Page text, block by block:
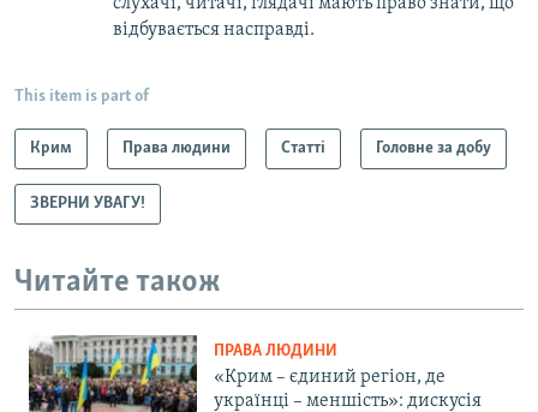
відбувається насправді.
This item is part of
Крим Права людини Статті Головне за добу
ЗВЕРНИ УВАГУ!
Читайте також
ПРАВА ЛЮДИНИ
«Крим – єдиний регіон, де
українці – меншість»: дискусія